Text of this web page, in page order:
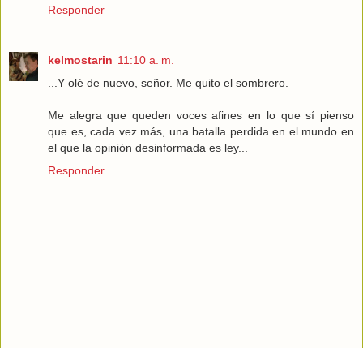
Responder
kelmostarin 11:10 a. m.
...Y olé de nuevo, señor. Me quito el sombrero.
Me alegra que queden voces afines en lo que sí pienso
que es, cada vez más, una batalla perdida en el mundo en
el que la opinión desinformada es ley...
Responder